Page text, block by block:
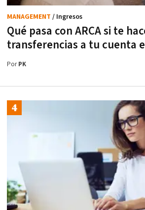
Qué pasa con ARCA si te
transferencias a tu cuenta
MANAGEMENT / Ingresos
PorPK